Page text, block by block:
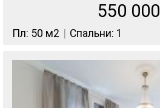
550 000
Пл: 50 м2 Спальни: 1